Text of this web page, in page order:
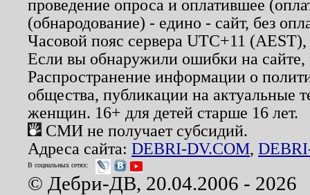
проведение опроса и оплатившее
(обнародование) - едино - сайт, без
Часовой пояс сервера UTC+11
Если вы обнаружили ошибки на
Распространение информации о
общества, публикации на актуальные
женщин. 16+ для детей старше 16 лет.
СМИ не получает субсидий.
Адреса сайта: DEBRI-DV.COM,
В социальных сетях:
© Дебри-ДВ, 20.04.2006 - 2026